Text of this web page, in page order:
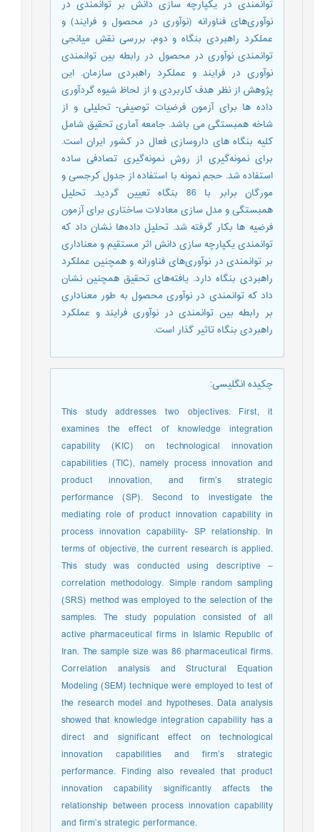
توانمندی در یکپارچه سازی دانش بر توانمندی در
نوآوری‌های فناورانه (نوآوری در محصول و فرایند) و
عملکرد راهبردی بنگاه و دوم، بررسی نقش میانجی
توانمندی نوآوری در محصول در رابطه بین توانمندی
نوآوری در فرایند و عملکرد راهبردی سازمان. این
پژوهش از نظر هدف کاربردی و از لحاظ شیوه گردآوری
داده ها برای آزمون فرضیات توصیفی- تحلیلی و از
شاخه همبستگی می باشد. جامعه آماری تحقیق شامل
کلیه بنگاه های داروسازی فعال در کشور ایران است.
برای نمونه‌گیری از روش نمونه‌گیری تصادفی ساده
استفاده شد. حجم نمونه با استفاده از جدول کرجسی و
مورگان برابر با 86 بنگاه تعیین گردید. تحلیل
همبستگی و مدل سازی معادلات ساختاری برای آزمون
فرضیه ها بکار گرفته شد. تحلیل داده‌ها نشان داد که
توانمندی یکپارچه سازی دانش اثر مستقیم و معناداری
بر توانمندی در نوآوری‌های فناورانه و همچنین عملکرد
راهبردی بنگاه دارد. یافته‌های تحقیق همچنین نشان
داد که توانمندی در نوآوری محصول به طور معناداری
بر رابطه بین توانمندی در نوآوری فرایند و عملکرد
راهبردی بنگاه تاثیر گذار است.
چکیده انگلیسی:
This study addresses two objectives. First, it
examines the effect of knowledge integration
capability (KIC) on technological innovation
capabilities (TIC), namely process innovation and
product innovation, and firm’s strategic
performance (SP). Second to investigate the
mediating role of product innovation capability in
process innovation capability- SP relationship. In
terms of objective, the current research is applied.
This study was conducted using descriptive –
correlation methodology. Simple random sampling
(SRS) method was employed to the selection of the
samples. The study population consisted of all
active pharmaceutical firms in Islamic Republic of
Iran. The sample size was 86 pharmaceutical firms.
Correlation analysis and Structural Equation
Modeling (SEM) technique were employed to test of
the research model and hypotheses. Data analysis
showed that knowledge integration capability has a
direct and significant effect on technological
innovation capabilities and firm’s strategic
performance. Finding also revealed that product
innovation capability significantly affects the
relationship between process innovation capability
and firm’s strategic performance.